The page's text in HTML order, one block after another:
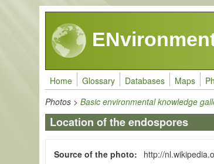
Skip to main content
Home Glossary Databases Maps
Photos >Basic environmental knowledge
Location of the endospores
Source of the photo
http://